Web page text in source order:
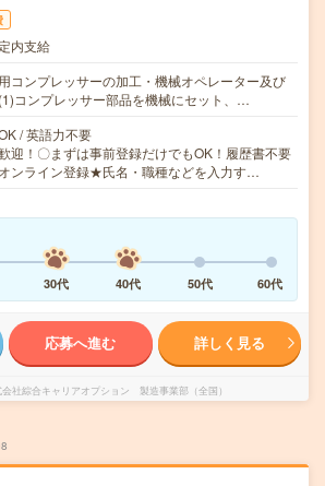
内支給
コンプレッサーの加工・機械オペレーター及び
コンプレッサー部品を機械にセット、…
/ 英語力不要
迎！〇まずは事前登録だけでもOK！履歴書不要
ンライン登録★氏名・職種などを入力す…
30代 40代 50代 60代
応募へ進む 詳しく見る
社綜合キャリアオプション 製造事業部（全国）